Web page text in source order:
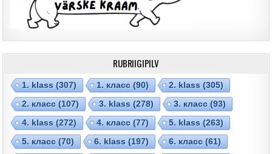
RUBRIIGIPILV
1. klass (307) 1. класс (90) 2. klass (305)
2. класс (107) 3. klass (278) 3. класс (93)
4. klass (272) 4. класс (77) 5. klass (263)
5. класс (70) 6. klass (197) 6. класс (61)